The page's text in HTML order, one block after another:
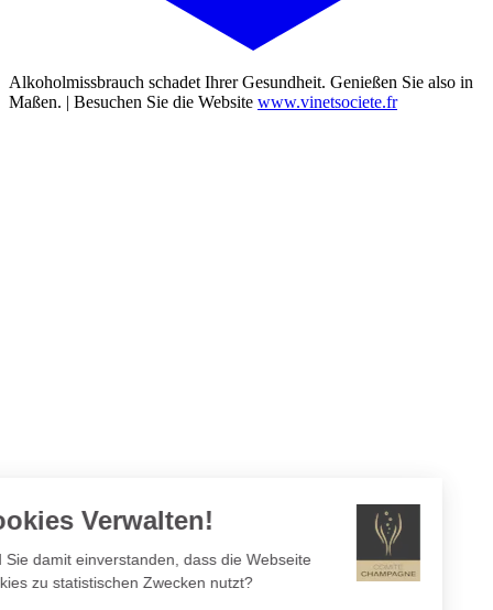
Cookies Verwalten!
Sind Sie damit einverstanden, dass die Webseite
Cookies zu statistischen Zwecken nutzt?
Alkoholmissbrauch schadet Ihrer Gesundheit. Genießen Sie also in
Maßen. | Besuchen Sie die Website www.vinetsociete.fr